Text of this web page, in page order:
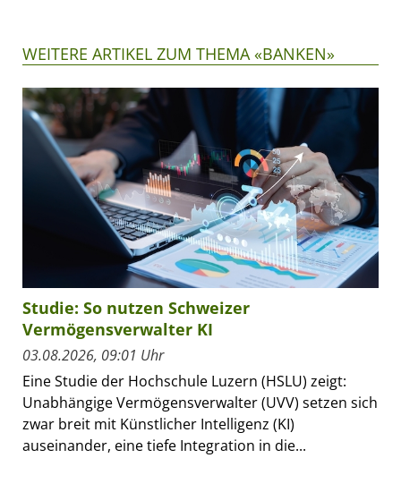
WEITERE ARTIKEL ZUM THEMA «BANKEN»
Studie: So nutzen Schweizer
Vermögensverwalter KI
03.08.2026, 09:01 Uhr
Eine Studie der Hochschule Luzern (HSLU) zeigt:
Unabhängige Vermögensverwalter (UVV) setzen sich
zwar breit mit Künstlicher Intelligenz (KI)
auseinander, eine tiefe Integration in die...